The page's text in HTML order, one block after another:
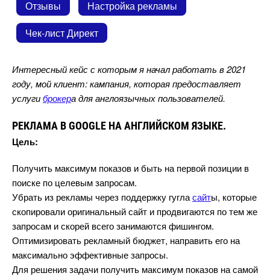
Отзывы
Настройка рекламы
Чек-лист Директ
Интересный кейс с которым я начал работать в 2021
оду, мой клиент: кампания, которая предоставляет
услугирокера для англоязычных пользователей.
РЕКЛАМА В GOOGLE НА АНГЛИЙСКОМ ЯЗЫКЕ.
Цель:
Получить максимум показов и быть на первой позиции
поиске по целевым запросам.
Убрать из рекламы через поддержку гугласайты, которые
скопировали оригинальный сайт и продвигаются по тем же
запросам и скорей всего занимаются фишингом.
Оптимизировать рекламный бюджет, направить его на
максимально эффективные запросы.
Для решения задачи получить максимум показов на самой